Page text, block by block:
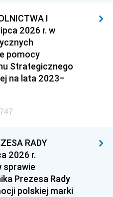
I
2026 r. w
pomocy
Strategicznego
na lata 2023–
RADY
2026 r.
sprawie
Prezesa Rady
polskiej marki